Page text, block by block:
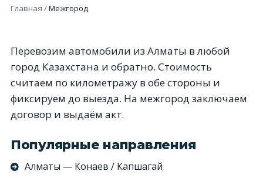
Главная /Межгород
Перевозим автомобили из Алматы в любой
город Казахстана и обратно. Стоимость
считаем по километражу в обе стороны и
фиксируем до выезда. На межгород заключаем
договор и выдаём акт.
Популярные направления
Алматы — Конаев / Капшагай